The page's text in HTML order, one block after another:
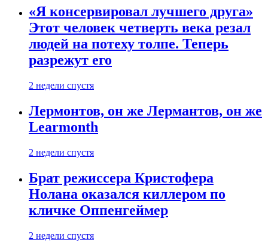
«Я консервировал лучшего друга»
Этот человек четверть века резал
людей на потеху толпе. Теперь
разрежут его
2 недели спустя
Лермонтов, он же Лермантов, он же
Learmonth
2 недели спустя
Брат режиссера Кристофера
Нолана оказался киллером по
кличке Оппенгеймер
2 недели спустя